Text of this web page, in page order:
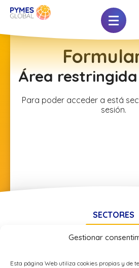
Gestionar
Esta página Web utiliza cookies propias y de
Área restringida
Para poder acceder a está
sesión.
SECTORES
Físico-
Administración y